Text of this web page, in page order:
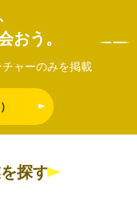
おう。
ャーのみを掲載
探す